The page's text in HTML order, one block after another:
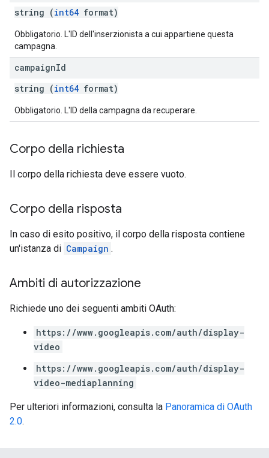
string (int64 format)
Obbligatorio. L'ID dell'inserzionista a cui appartiene questa
campagna.
campaignId
string (int64 format)
Obbligatorio. L'ID della campagna da recuperare.
Corpo della richiesta
Il corpo della richiesta deve essere vuoto.
Corpo della risposta
In caso di esito positivo, il corpo della risposta contiene
un'istanza di Campaign .
Ambiti di autorizzazione
Richiede uno dei seguenti ambiti OAuth:
https://www.googleapis.com/auth/display-
video
https://www.googleapis.com/auth/display-
video-mediaplanning
Per ulteriori informazioni, consulta la Panoramica di OAuth
2.0.